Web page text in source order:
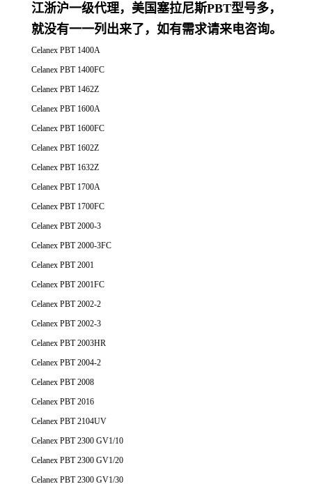
江浙沪一级代理，美国塞拉尼斯PBT型号多，
就没有一一列出来了，如有需求请来电咨询。
Celanex PBT 1400A
Celanex PBT 1400FC
Celanex PBT 1462Z
Celanex PBT 1600A
Celanex PBT 1600FC
Celanex PBT 1602Z
Celanex PBT 1632Z
Celanex PBT 1700A
Celanex PBT 1700FC
Celanex PBT 2000-3
Celanex PBT 2000-3FC
Celanex PBT 2001
Celanex PBT 2001FC
Celanex PBT 2002-2
Celanex PBT 2002-3
Celanex PBT 2003HR
Celanex PBT 2004-2
Celanex PBT 2008
Celanex PBT 2016
Celanex PBT 2104UV
Celanex PBT 2300 GV1/10
Celanex PBT 2300 GV1/20
Celanex PBT 2300 GV1/30